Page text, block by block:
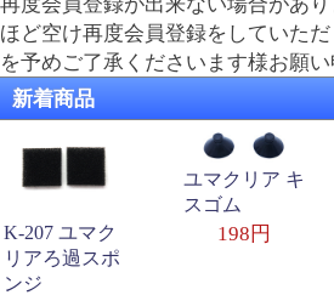
ほど空け再度会員登録をしていた
を予めご了承くださいます様お願い
新着商品
K-207 ユマク
リアろ過スポ
ンジ
ユマクリア キ
スゴム
198円